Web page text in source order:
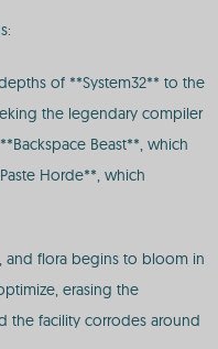
of **System32** to the
the legendary compiler
Beast**, which
Horde**, which
and flora begins to bloom in
erasing the
the facility corrodes around